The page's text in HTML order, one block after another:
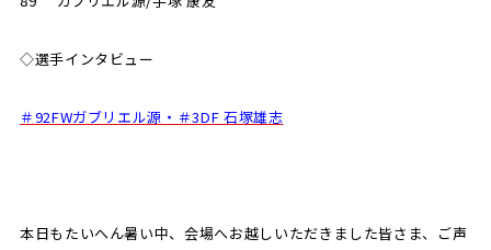
◇選手インタビュー
＃92FWガブリエル源・＃3DF 石塚雄志
本日もたいへん暑い中、会場へお越しいただきました皆さま、ご声